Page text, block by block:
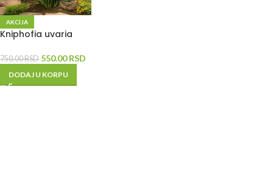
AKCIJA
Kniphofia uvaria
750.00RSD 550.00RSD
DODAJ U KORPU